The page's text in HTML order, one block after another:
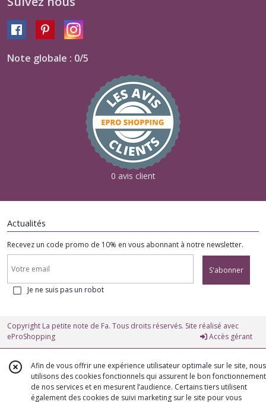
Note globale : 0/5
0 avis client
Actualités
Recevez un code promo de 10% en vous abonnant à notre newsletter.
S'abonner
Je ne suis pas un robot
Copyright La petite note de Fa. Tous droits réservés. Site réalisé avec
eProShopping
Accès gérant
Afin de vous offrir une expérience utilisateur optimale sur le site, nous
utilisons des cookies fonctionnels qui assurent le bon fonctionnement
de nos services et en mesurent l’audience. Certains tiers utilisent
également des cookies de suivi marketing sur le site pour vous